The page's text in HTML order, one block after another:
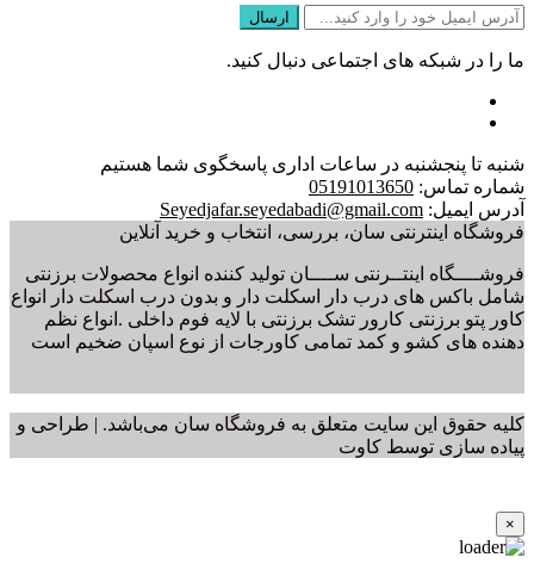
ما را در شبکه های اجتماعی دنبال کنید.
شنبه تا پنجشنبه در ساعات اداری پاسخگوی شما هستیم
شماره تماس: 05191013650
آدرس ایمیل: Seyedjafar.seyedabadi@gmail.com
فروشگاه اینترنتی سان، بررسی، انتخاب و خرید آنلاین
فروشــــگاه اینتــرنتی ســــان تولید کننده انواع محصولات برزنتی
شامل باکس های درب دار اسکلت دار و بدون درب اسکلت دار انواع
کاور پتو برزنتی کارور تشک برزنتی با لایه فوم داخلی .انواع نظم
دهنده های کشو و کمد تمامی کاورجات از نوع اسپان ضخیم است
کلیه حقوق این سایت متعلق به فروشگاه سان می‌باشد. | طراحی و
پیاده سازی توسط کاوت
×